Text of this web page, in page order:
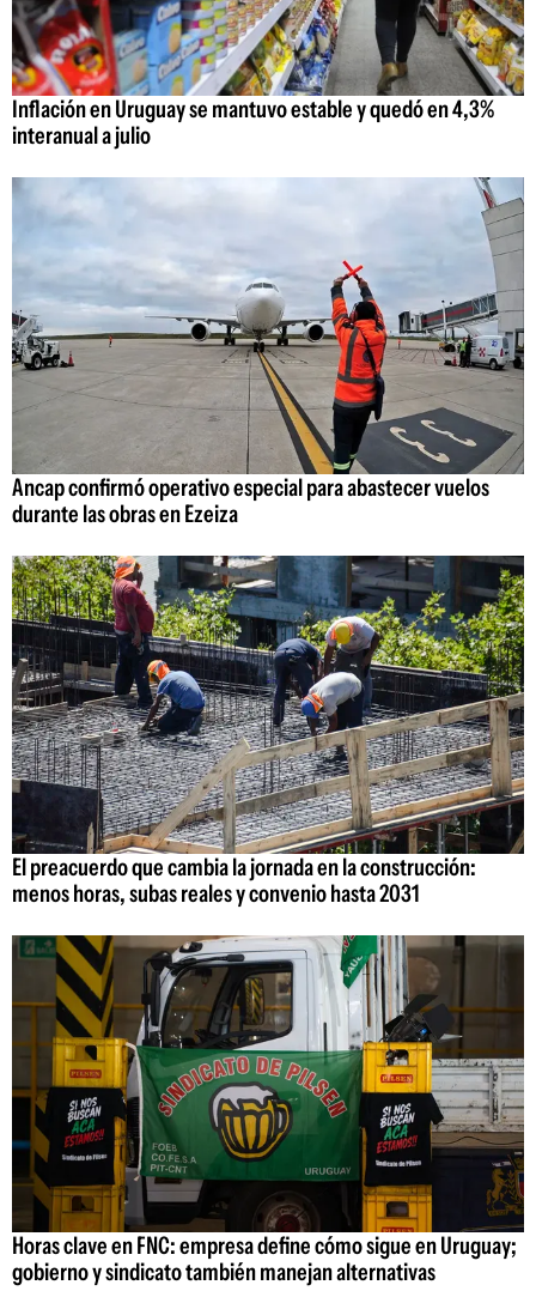
Inflación en Uruguay se mantuvo estable y quedó en 4,3%
interanual a julio
Ancap confirmó operativo especial para abastecer vuelos
durante las obras en Ezeiza
El preacuerdo que cambia la jornada en la construcción:
menos horas, subas reales y convenio hasta 2031
Horas clave en FNC: empresa define cómo sigue en Uruguay;
gobierno y sindicato también manejan alternativas